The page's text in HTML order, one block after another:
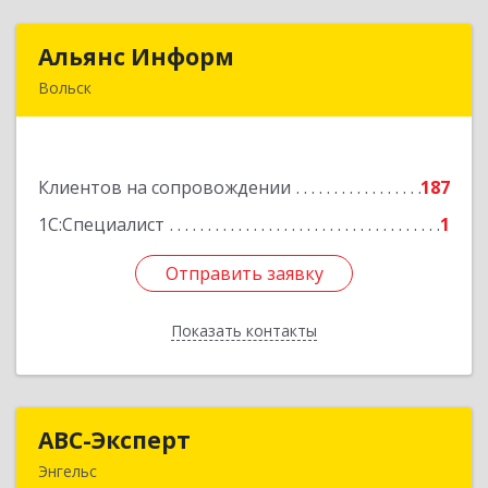
Альянс Информ
Вольск
Клиентов на сопровождении
187
1С:Специалист
1
Отправить заявку
Показать контакты
Подробнее
Отправить заявку
Назад
АВС-Эксперт
Энгельс